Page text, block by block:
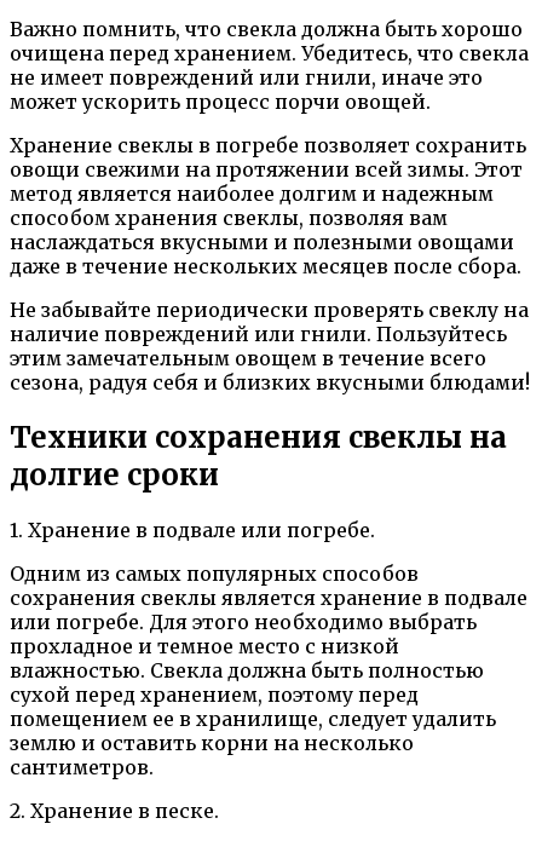
Важно помнить, что свекла должна быть хорошо
очищена перед хранением. Убедитесь, что свекла
не имеет повреждений или гнили, иначе это
может ускорить процесс порчи овощей.
Хранение свеклы в погребе позволяет сохранить
овощи свежими на протяжении всей зимы. Этот
метод является наиболее долгим и надежным
способом хранения свеклы, позволяя вам
наслаждаться вкусными и полезными овощами
даже в течение нескольких месяцев после сбора.
Не забывайте периодически проверять свеклу на
наличие повреждений или гнили. Пользуйтесь
этим замечательным овощем в течение всего
сезона, радуя себя и близких вкусными блюдами!
Техники сохранения свеклы на
долгие сроки
1. Хранение в подвале или погребе.
Одним из самых популярных способов
сохранения свеклы является хранение в подвале
или погребе. Для этого необходимо выбрать
прохладное и темное место с низкой
влажностью. Свекла должна быть полностью
сухой перед хранением, поэтому перед
помещением ее в хранилище, следует удалить
землю и оставить корни на несколько
сантиметров.
2. Хранение в песке.